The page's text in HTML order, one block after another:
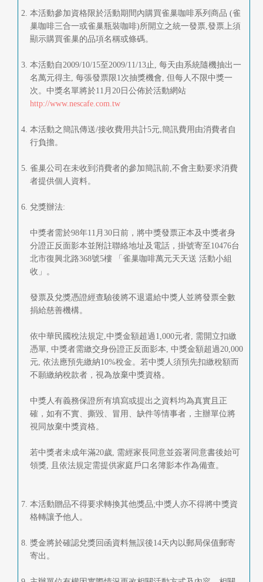
本活動參加資格限於活動期間內購買雀巢咖啡系列商品 (雀
巢咖啡三合一或雀巢瓶裝咖啡)所開立之統一發票,發票上須
顯示購買雀巢的品項名稱或條碼。
本活動自2009/10/15至2009/11/13止, 每天由系統隨機抽出一
名萬元得主, 每張發票限1次抽獎機會, 但每人不限中獎一
次。中獎名單將於11月20日公佈於活動網站
http://www.nescafe.com.tw
本活動之簡訊傳送/接收費用共計5元,簡訊費用由消費者自
行負擔。
雀巢公司在未收到消費者的參加簡訊前,不會主動要求消費
者提供個人資料。
兌獎辦法:
中獎者需於98年11月30日前，將中獎發票正本及中獎者身
分證正反面影本並附註聯絡地址及電話，掛號寄至10476台
北市復興北路368號5樓 「雀巢咖啡萬元天天送 活動小組
收」。
發票及兌獎憑證經查驗後將不退還給中獎人並將發票全數
捐給慈善機構。
依中華民國稅法規定,中獎金額超過1,000元者, 需開立扣繳
憑單, 中獎者需繳交身份證正反面影本, 中獎金額超過20,000
元, 依法應預先繳納10%稅金。若中獎人須預先扣繳稅額而
不願繳納稅款者，視為放棄中獎資格。
中獎人有義務保證所有填寫或提出之資料均為真實且正
確，如有不實、撕毀、冒用、缺件等情事者，主辦單位將
視同放棄中獎資格。
若中獎者未成年滿20歲, 需經家長同意並簽署同意書後始可
領獎, 且依法規定需提供家庭戶口名簿影本作為備查。
本活動贈品不得要求轉換其他獎品;中獎人亦不得將中獎資
格轉讓予他人。
獎金將於確認兌獎回函資料無誤後14天內以郵局保值郵寄
寄出。